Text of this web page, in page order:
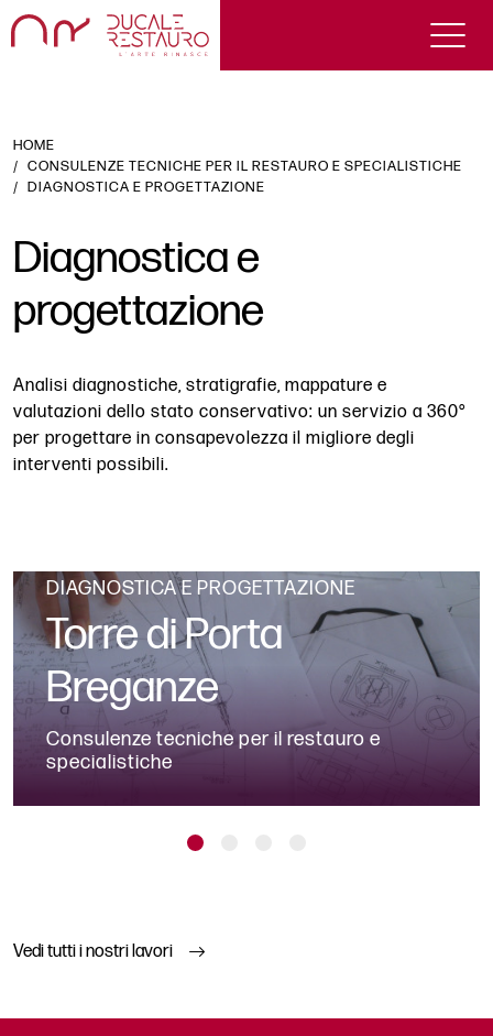
HOME
CONSULENZE TECNICHE PER IL RESTAURO E SPECIALISTICHE
DIAGNOSTICA E PROGETTAZIONE
Diagnostica e
progettazione
Analisi diagnostiche, stratigrafie, mappature e
valutazioni dello stato conservativo: un servizio a 360°
per progettare in consapevolezza il migliore degli
interventi possibili.
DIAGNOSTICA E PROGETTAZIONE
Torre di Porta
Breganze
Consulenze tecniche per il restauro e
specialistiche
Vedi tutti i nostri lavori